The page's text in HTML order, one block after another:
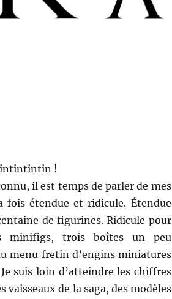
!
il est temps de parler de mes
fois étendue et ridicule. Étendue
de figurines. Ridicule pour
minifigs, trois boîtes un peu
menu fretin d’engins miniatures
suis loin d’atteindre les chiffres
de la saga, des modèles